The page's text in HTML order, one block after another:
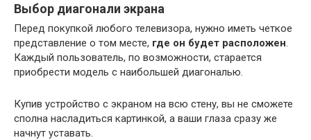
Выбор диагонали экрана
Перед покупкой любого телевизора, нужно иметь четкое
представление о том месте, где он будет расположен.
Каждый пользователь, по возможности, старается
приобрести модель с наибольшей диагональю.
Купив устройство с экраном на всю стену, вы не сможете
сполна насладиться картинкой, а ваши глаза сразу же
начнут уставать.